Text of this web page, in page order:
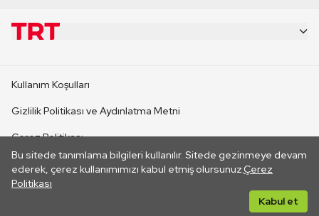
Bu sitede tanımlama bilgileri kullanılır. Sitede gezinmeye devam
ederek, çerez kullanımımızı kabul etmiş olursunuz.Çerez
Politikası
Kabul et
CANLI YAYINLAR
Kullanım Koşulları
Gizlilik Politikası ve Aydınlatma Metni
Çerez Politikası
İletişim
Her hakkı saklıdır. ©2026 TRT. Bağlantı yoluyla gidilen dış